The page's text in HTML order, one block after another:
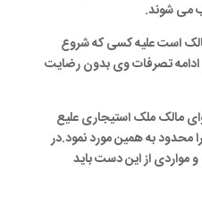
می شوند.
است علیه کسی که شروع
ادامه تصرفات وی بدون رضایت
مالک ملک استیجاری علیع
محدود به همین مورد نمود.در
مواردی از این دست باید